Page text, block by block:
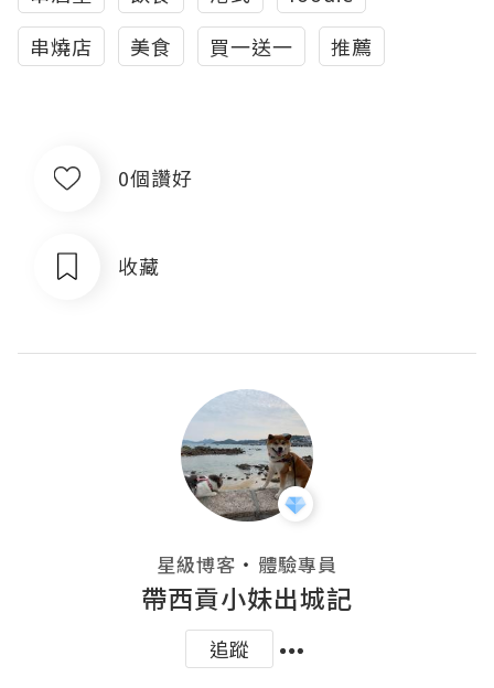
串燒店
美食 買一送一 推薦
0個讚好
收藏
星級博客 ・ 體驗專員
帶西貢小妹出城記
追蹤